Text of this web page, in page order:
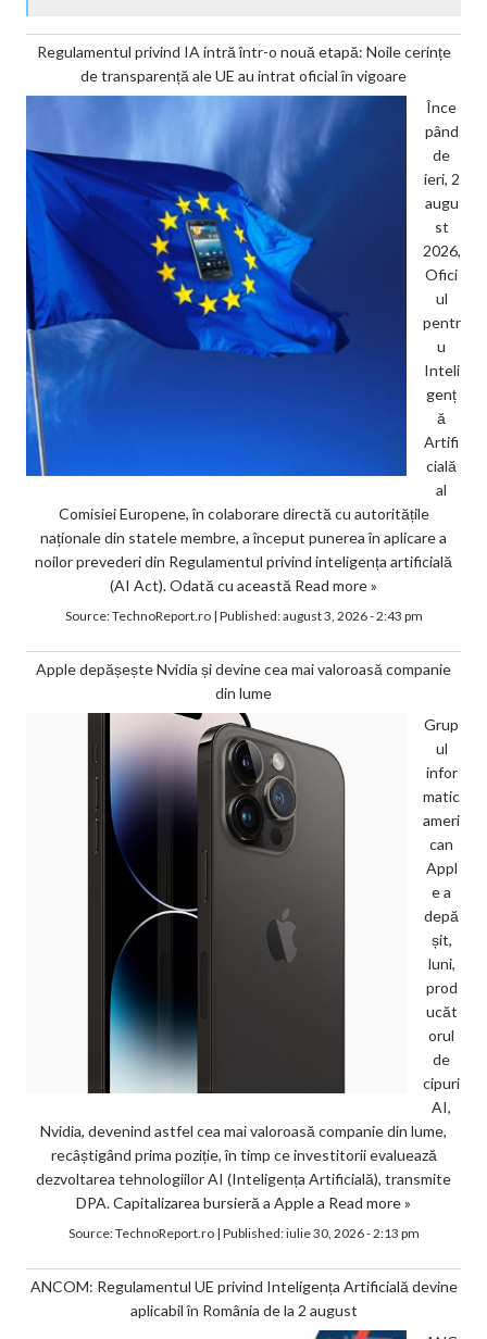
Regulamentul privind IA intră într-o nouă etapă: Noile cerințe
de transparență ale UE au intrat oficial în vigoare
Înce
pând
de
ieri, 2
augu
st
2026,
Ofici
ul
pentr
u
Inteli
genț
ă
Artifi
cială
al
Comisiei Europene, în colaborare directă cu autoritățile
naționale din statele membre, a început punerea în aplicare a
noilor prevederi din Regulamentul privind inteligența artificială
(AI Act). Odată cu această Read more »
Source:TechnoReport.ro| Published:august 3, 2026 - 2:43 pm
Apple depășește Nvidia și devine cea mai valoroasă companie
din lume
Grup
ul
infor
matic
ameri
can
Appl
e a
depă
șit,
luni,
prod
ucăt
orul
de
cipuri
AI,
Nvidia, devenind astfel cea mai valoroasă companie din lume,
recâștigând prima poziție, în timp ce investitorii evaluează
dezvoltarea tehnologiilor AI (Inteligența Artificială), transmite
DPA. Capitalizarea bursieră a Apple a Read more »
Source:TechnoReport.ro| Published:iulie 30, 2026 - 2:13 pm
ANCOM: Regulamentul UE privind Inteligența Artificială devine
aplicabil în România de la 2 august